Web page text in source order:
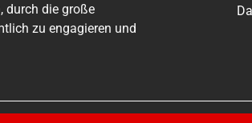
durch die große
zu engagieren und
© 2022 – 2024 • TSV